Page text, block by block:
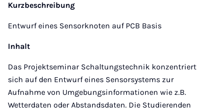
Kurzbeschreibung
Entwurf eines Sensorknoten auf PCB Basis
Inhalt
Das Projektseminar Schaltungstechnik konzentriert
sich auf den Entwurf eines Sensorsystems zur
Aufnahme von Umgebungsinformationen wie z.B.
Wetterdaten oder Abstandsdaten. Die Studierenden